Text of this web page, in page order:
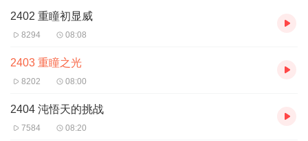
2402 重瞳初显威
8294 08:08
2403 重瞳之光
8202 08:00
2404 沌悟天的挑战
7584 08:20